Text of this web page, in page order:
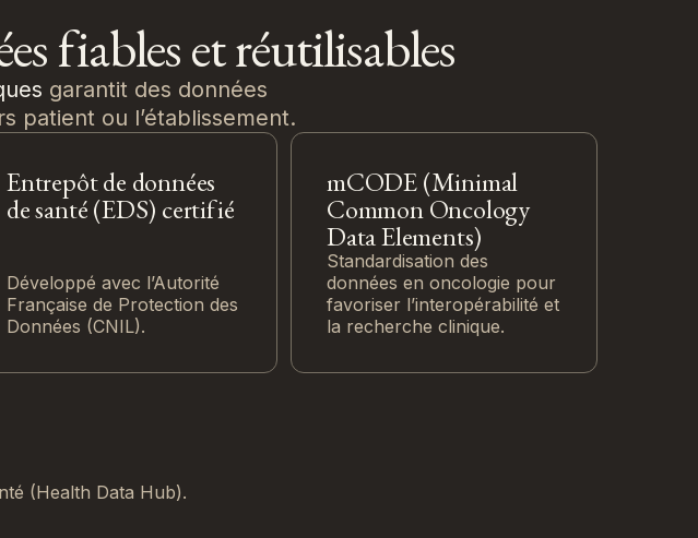
fiables et réutilisables
garantit des données
patient ou l’établissement.
Entrepôt de données
de santé (EDS) certifié
Développé avec l’Autorité
Française de Protection des
Données (CNIL).
mCODE (Minimal
Common Oncology
Data Elements)
Standardisation des
données en oncologie pour
favoriser l’interopérabilité et
la recherche clinique.
(Health Data Hub).